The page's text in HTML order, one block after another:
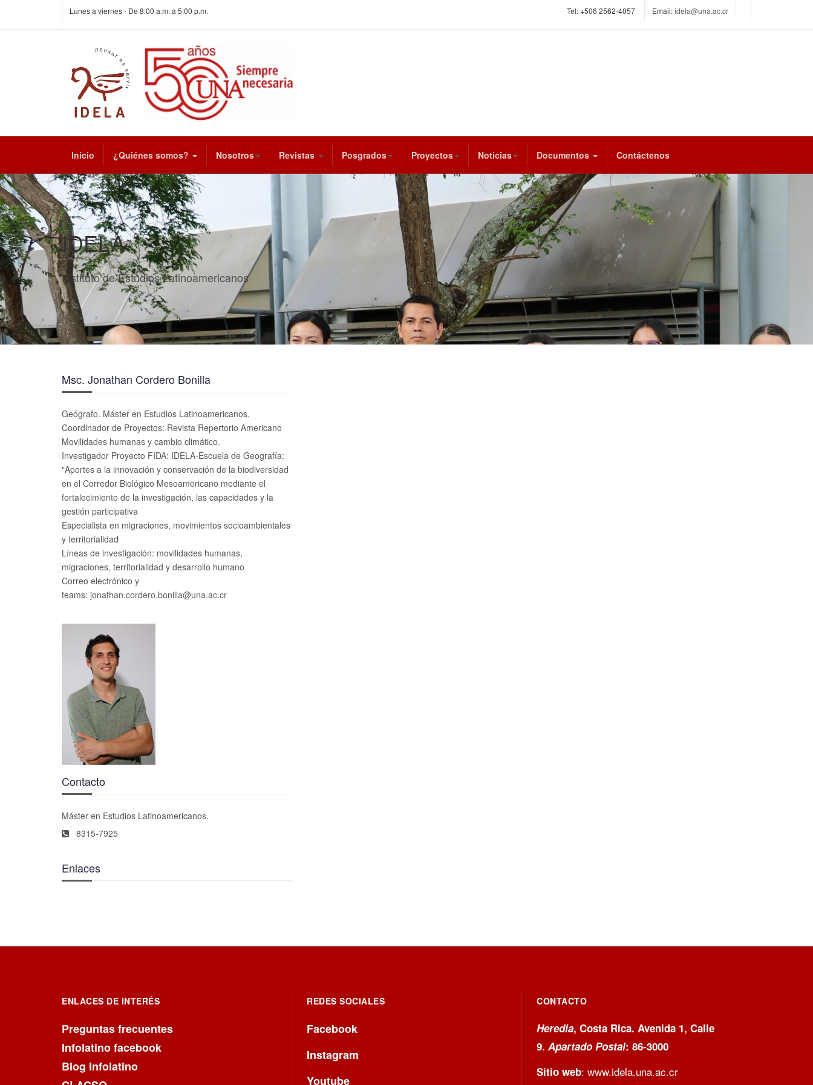
Lunes a viernes - De 8:00 a.m. a 5:00 p.m. Tel:+506 2562-4057 Email:idela@una.ac.cr
Inicio ¿Quiénes somos? Nosotros Revistas Posgrados Proyectos Noticias Documentos Contáctenos
IDELA
Instituto de Estudios Latinoamericanos
Msc. Jonathan Cordero Bonilla
Geógrafo. Máster en Estudios Latinoamericanos.
Coordinador de Proyectos: Revista Repertorio Americano
Movilidades humanas y cambio climático.
Investigador Proyecto FIDA: IDELA-Escuela de Geografía:
"Aportes a la innovación y conservación de la biodiversidad
en el Corredor Biológico Mesoamericano mediante el
fortalecimiento de la investigación, las capacidades y la
gestión participativa
Especialista en migraciones, movimientos socioambientales
y territorialidad
Líneas de investigación: movilidades humanas,
migraciones, territorialidad y desarrollo humano
Correo electrónico y
teams: jonathan.cordero.bonilla@una.ac.cr
Contacto
Máster en Estudios Latinoamericanos.
8315-7925
Enlaces
ENLACES DE INTERÉS
Preguntas frecuentes
Infolatino facebook
Blog Infolatino
REDES SOCIALES
Facebook
Instagram
Youtube
CONTACTO
Heredia, Costa Rica. Avenida 1, Calle
9. Apartado Postal: 86-3000
Sitio web: www.idela.una.ac.cr